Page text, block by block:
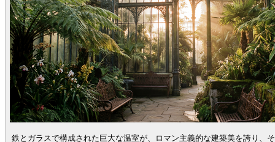
鉄とガラスで構成された巨大な温室が、ロマン主義的な建築美を誇り、